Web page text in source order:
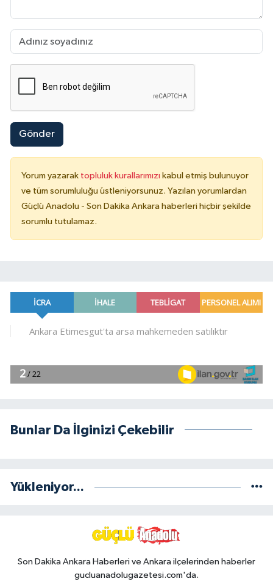
Gönder
Yorum yazarak topluluk kurallarımızı kabul etmiş bulunuyor
ve tüm sorumluluğu üstleniyorsunuz. Yazılan yorumlardan
Güçlü Anadolu - Son Dakika Ankara haberleri hiçbir şekilde
sorumlu tutulamaz.
Bunlar Da İlginizi Çekebilir
Yükleniyor...
Son Dakika Ankara Haberleri ve Ankara ilçelerinden haberler
gucluanadolugazetesi.com'da.